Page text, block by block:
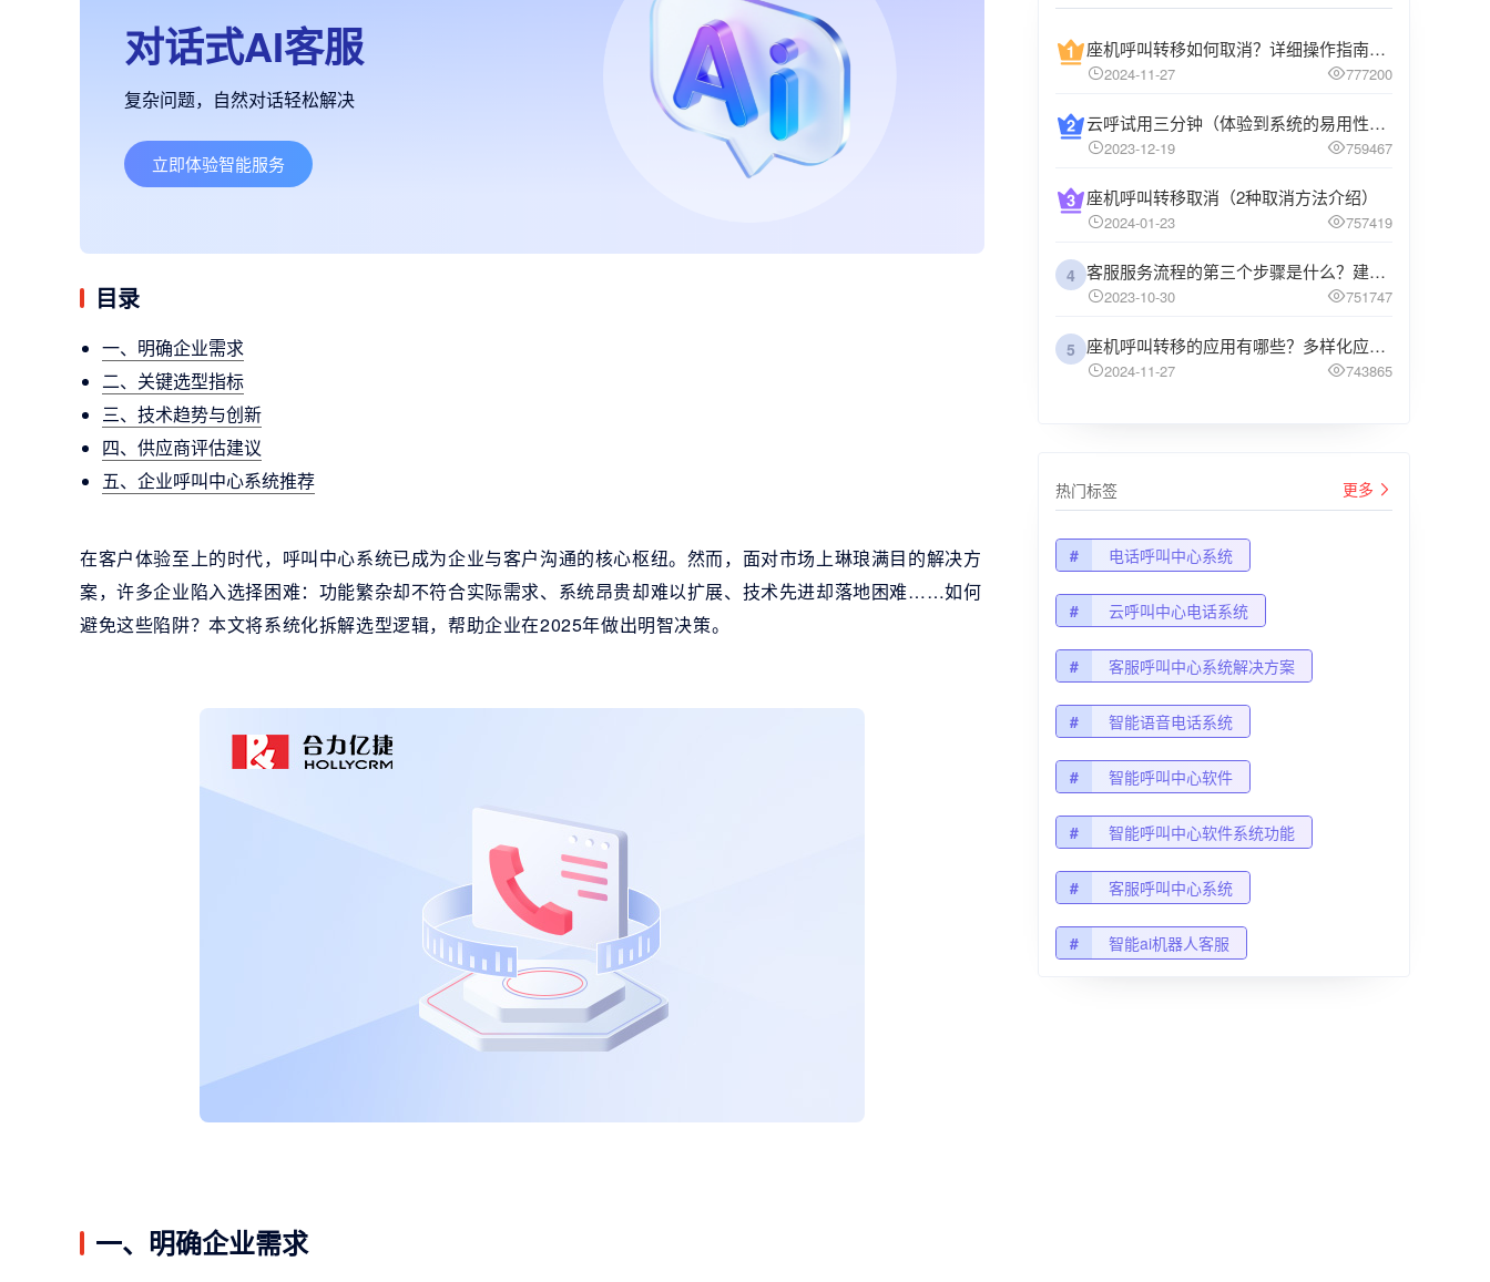
对话式AI客服
复杂问题，自然对话轻松解决
立即体验智能服务
目录
一、明确企业需求
二、关键选型指标
三、技术趋势与创新
四、供应商评估建议
五、企业呼叫中心系统推荐
在客户体验至上的时代，呼叫中心系统已成为企业与客户沟通的核心枢纽。然而，面对市场上琳琅满目的解决方
案，许多企业陷入选择困难：功能繁杂却不符合实际需求、系统昂贵却难以扩展、技术先进却落地困难……如何
避免这些陷阱？本文将系统化拆解选型逻辑，帮助企业在2025年做出明智决策。
一、明确企业需求
座机呼叫转移如何取消？详细操作指南介绍
2024-11-27 777200
云呼试用三分钟（体验到系统的易用性和高效性）
2023-12-19 759467
座机呼叫转移取消（2种取消方法介绍）
2024-01-23 757419
4 客服服务流程的第三个步骤是什么？建议企业阅读
2023-10-30 751747
5 座机呼叫转移的应用有哪些？多样化应用场景解析
2024-11-27 743865
热门标签 更多
# 电话呼叫中心系统
# 云呼叫中心电话系统
# 客服呼叫中心系统解决方案
# 智能语音电话系统
# 智能呼叫中心软件
# 智能呼叫中心软件系统功能
# 客服呼叫中心系统
# 智能ai机器人客服